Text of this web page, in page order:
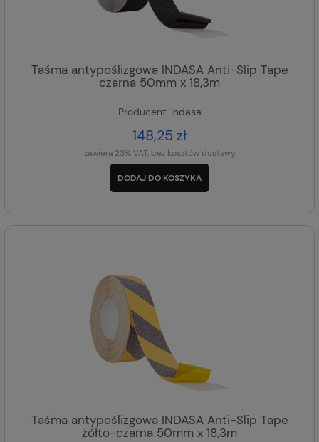
Taśma antypoślizgowa INDASA Anti-Slip Tape
czarna 50mm x 18,3m
Producent: Indasa
148,25 zł
zawiera 23% VAT, bez kosztów dostawy
DODAJ DO KOSZYKA
Taśma antypoślizgowa INDASA Anti-Slip Tape
żółto-czarna 50mm x 18,3m